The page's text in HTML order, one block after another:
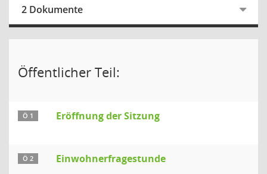
2 Dokumente
Öffentlicher Teil:
Ö 1 Eröffnung der Sitzung
Ö 2 Einwohnerfragestunde